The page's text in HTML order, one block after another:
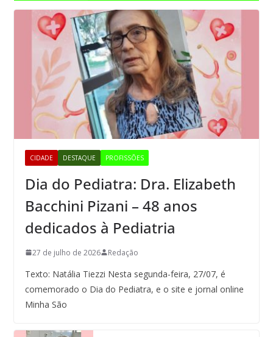
CIDADE DESTAQUE PROFISSÕES
Dia do Pediatra: Dra. Elizabeth
Bacchini Pizani – 48 anos
dedicados à Pediatria
27 de julho de 2026 Redação
Texto: Natália Tiezzi Nesta segunda-feira, 27/07, é
comemorado o Dia do Pediatra, e o site e jornal online
Minha São